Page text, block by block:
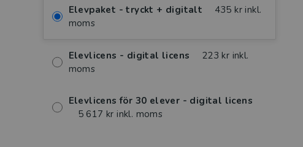
Elevpaket - tryckt + digitalt
435 kr inkl.
moms
Elevlicens - digital licens
223 kr inkl.
moms
Elevlicens för 30 elever - digital licens
5 617 kr inkl. moms